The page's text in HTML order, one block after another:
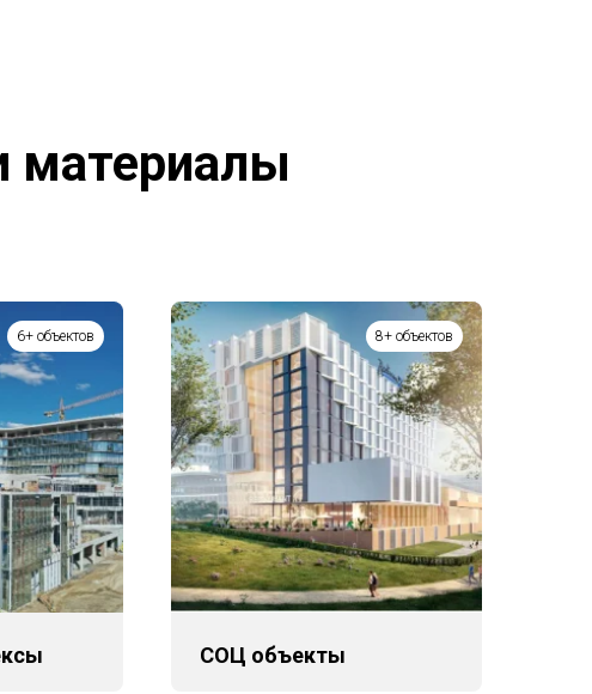
материалы
6+ объектов
СОЦ объекты
8+ объектов